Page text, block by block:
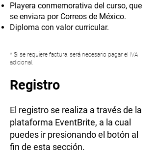
Playera conmemorativa del curso, que
se enviara por Correos de México.
Diploma con valor curricular.
* Si se requiere factura, será necesario pagar el IVA
adicional.
Registro
El registro se realiza a través de la
plataforma EventBrite, a la cual
puedes ir presionando el botón al
fin de esta sección.